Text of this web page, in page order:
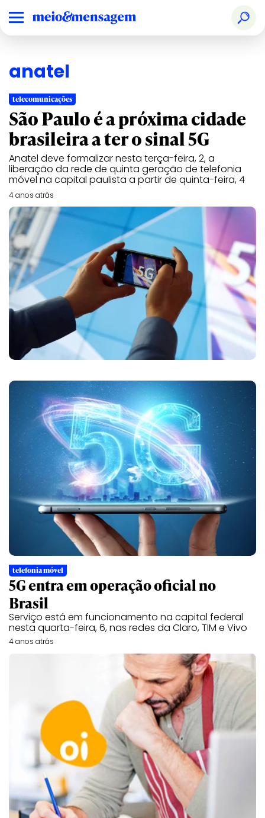
anatel
telecomunicações
São Paulo é a próxima cidade
brasileira a ter o sinal 5G
Anatel deve formalizar nesta terça-feira, 2, a
liberação da rede de quinta geração de telefonia
móvel na capital paulista a partir de quinta-feira, 4
4 anos atrás
telefonia móvel
5G entra em operação oficial no
Brasil
Serviço está em funcionamento na capital federal
nesta quarta-feira, 6, nas redes da Claro, TIM e Vivo
4 anos atrás